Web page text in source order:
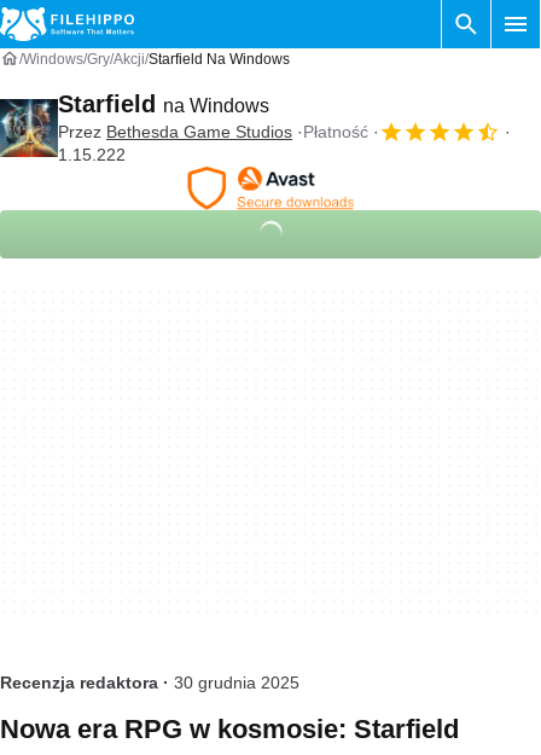
Windows Gry Akcji Starfield Na Windows
Starfield na Windows
Przez Bethesda Game Studios
Płatność
1.15.222
Recenzja redaktora · 30 grudnia 2025
Nowa era RPG w kosmosie: Starfield